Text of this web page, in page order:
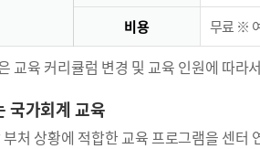
비용 무료 ※
교육 커리큘럼 변경 및 교육 인원에 따라
국가회계 교육
처 상황에 적합한 교육 프로그램을 센터